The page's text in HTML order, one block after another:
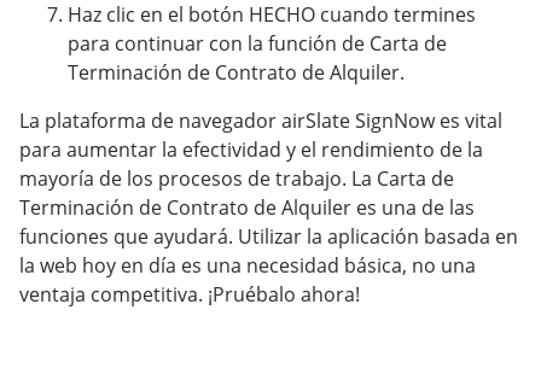
Haz clic en el botón HECHO cuando termines
para continuar con la función de Carta de
Terminación de Contrato de Alquiler.
La plataforma de navegador airSlate SignNow es vital
para aumentar la efectividad y el rendimiento de la
mayoría de los procesos de trabajo. La Carta de
Terminación de Contrato de Alquiler es una de las
funciones que ayudará. Utilizar la aplicación basada en
la web hoy en día es una necesidad básica, no una
ventaja competitiva. ¡Pruébalo ahora!